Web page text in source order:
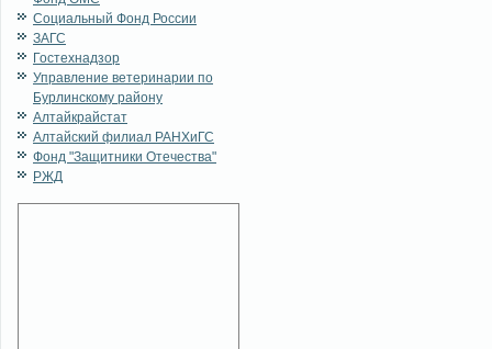
Социальный Фонд России
ЗАГС
Гостехнадзор
Управление ветеринарии по
Бурлинскому району
Алтайкрайстат
Алтайский филиал РАНХиГС
Фонд "Защитники Отечества"
РЖД